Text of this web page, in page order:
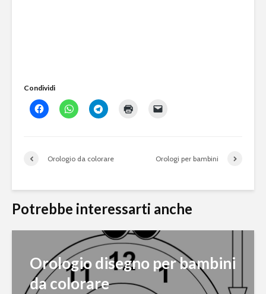
Condividi
Orologio da colorare Orologi per bambini
Potrebbe interessarti anche
Orologio disegno per bambini
da colorare